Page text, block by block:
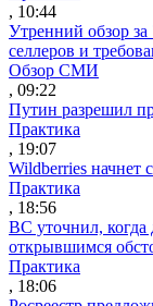
, 10:44
Утренний обзор за
селлеров и
Обзор СМИ
, 09:22
Путин разрешил
Практика
, 19:07
Wildberries начнет
Практика
, 18:56
ВС уточнил, когда
открывшимся
Практика
, 18:06